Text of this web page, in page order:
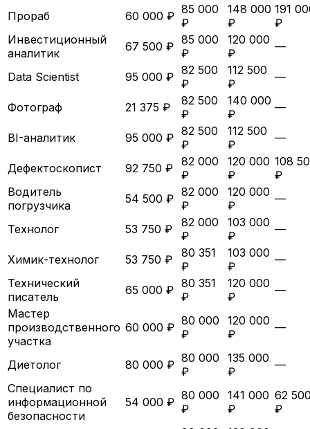
Прораб 60 000 ₽ 85 000
₽
148 000
₽
191
₽
Инвестиционный
аналитик
67 500 ₽ 85 000
₽
120 000
₽
—
Data Scientist 95 000 ₽ 82 500
₽
112 500
₽
—
Фотограф 21 375 ₽
82 500
₽
140 000
₽
—
BI-аналитик 95 000 ₽ 82 500
₽
112 500
₽
—
Дефектоскопист 92 750 ₽ 82 000
₽
120 000
₽
108
₽
Водитель
погрузчика
54 500 ₽ 82 000
₽
120 000
₽
—
Технолог 53 750 ₽
82 000
₽
103 000
₽
—
Химик-технолог 53 750 ₽
80 351
₽
103 000
₽
—
Технический
писатель
65 000 ₽ 80 351
₽
120 000
₽
—
Мастер
производственного
участка
60 000 ₽ 80 000
₽
120 000
₽
—
Диетолог 80 000 ₽ 80 000
₽
135 000
₽
—
Специалист по
информационной
безопасности
54 000 ₽ 80 000
₽
141 000
₽
62
₽